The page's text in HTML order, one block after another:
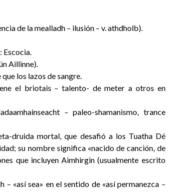
de la mealladh – ilusión – v. athdholb).
Escocia.
Aillinne).
los lazos de sangre.
el briotais – talento- de meter a otros en
– paleo-shamanismo, trance
druida mortal, que desafió a los Tuatha Dé
su nombre significa «nacido de canción, de
que incluyen Aimhirgin (usualmente escrito
«así sea» en el sentido de «así permanezca –